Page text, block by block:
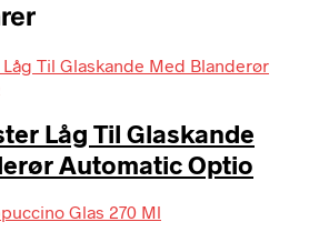
Låg Til Glaskande
Automatic Optio